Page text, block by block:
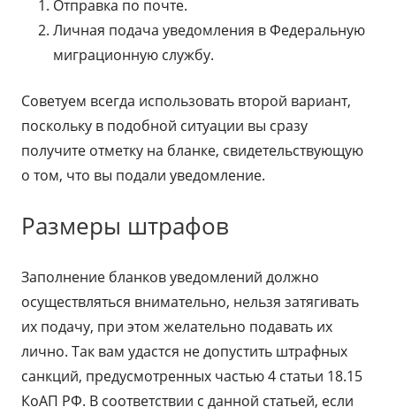
Отправка по почте.
Личная подача уведомления в Федеральную
миграционную службу.
Советуем всегда использовать второй вариант,
поскольку в подобной ситуации вы сразу
получите отметку на бланке, свидетельствующую
о том, что вы подали уведомление.
Размеры штрафов
Заполнение бланков уведомлений должно
осуществляться внимательно, нельзя затягивать
их подачу, при этом желательно подавать их
лично. Так вам удастся не допустить штрафных
санкций, предусмотренных частью 4 статьи 18.15
КоАП РФ. В соответствии с данной статьей, если